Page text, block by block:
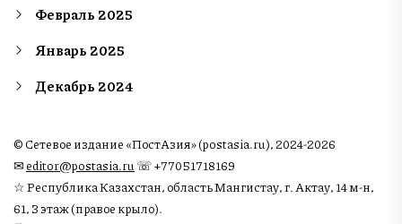
Февраль 2025
Январь 2025
Декабрь 2024
© Сетевое издание «ПостАзия» (postasia.ru), 2024-2026
✉︎editor@postasia.ru ☏ +77051718169
☆ Республика Казахстан, область Мангистау, г. Актау, 14 м-н,
61, 3 этаж (правое крыло).